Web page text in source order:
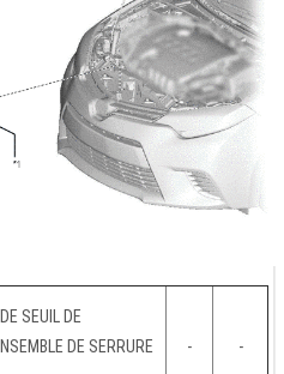
SEUIL DE
DE SERRURE
- -